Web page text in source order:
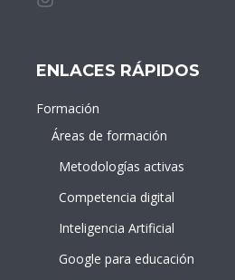
ENLACES RÁPIDOS
Formación
Áreas de formación
Metodologías activas
Competencia digital
Inteligencia Artificial
Google para educación